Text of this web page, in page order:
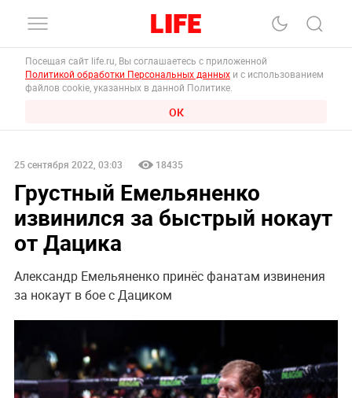
Посещая сайт life.ru, Вы соглашаетесь с приложенной
Политикой обработки Персональных данных и с использованием
файлов cookie, указанных в данной Политике.
ОК
25 сентября 2022, 03:03 18435
Грустный Емельяненко
извинился за быстрый нокаут
от Дацика
Александр Емельяненко принёс фанатам извинения
за нокаут в бое с Дациком